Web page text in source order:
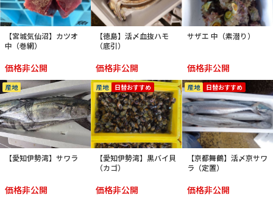
【宮城気仙沼】カツオ
中（巻網）
価格非公開
【徳島】活〆血抜ハモ
（底引）
価格非公開
サザエ 中（素潜り）
価格非公開
産地
【愛知伊勢湾】サワラ
価格非公開
産地 日替おすすめ
【愛知伊勢湾】黒バイ貝
（カゴ）
価格非公開
産地 日替おすすめ
【京都舞鶴】活〆京サワ
ラ（定置）
価格非公開